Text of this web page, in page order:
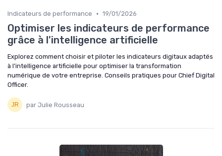
Indicateurs de performance • 19/01/2026
Optimiser les indicateurs de performance
grâce à l'intelligence artificielle
Explorez comment choisir et piloter les indicateurs digitaux adaptés
à l’intelligence artificielle pour optimiser la transformation
numérique de votre entreprise. Conseils pratiques pour Chief Digital
Officer.
par Julie Rousseau